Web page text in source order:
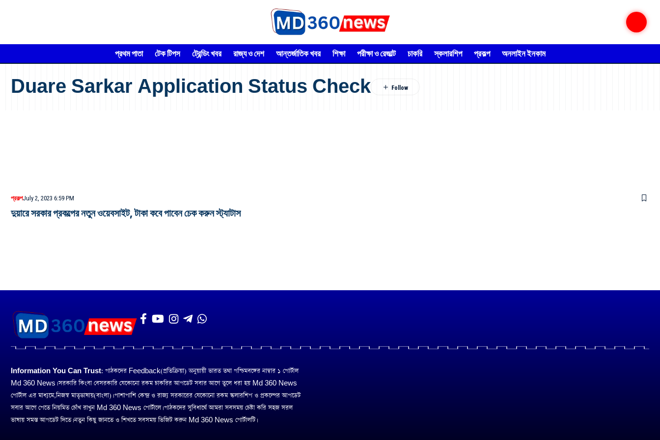
প্রথম পাতা টেক টিপস ট্রেন্ডিং খবর রাজ্য ও দেশ আন্তর্জাতিক খবর শিক্ষা পরীক্ষা ও রেজাল্ট চাকরি স্কলারশিপ প্রকল্প অনলাইন ইনকাম
Duare Sarkar Application Status Check
প্রকল্পJuly 2, 2023 6:59 PM
দুয়ারে সরকার প্রকল্পের নতুন ওয়েবসাইট, টাকা কবে পাবেন চেক করুন স্ট্যাটাস
Information You Can Trust: পাঠকদের Feedback(প্রতিক্রিয়া) অনুয়ায়ী ভারত তথা পশ্চিমবঙ্গের নাম্বার ১ পোর্টাল
Md 360 News। সরকারি কিংবা বেসরকারি যেকোনো রকম চাকরির আপডেট সবার আগে তুলে ধরা হয় Md 360 News
পোর্টাল এর মাধ্যমে,নিজস্ব মাতৃভাষায়(বাংলা)। পাশাপাশি কেন্দ্র ও রাজ্য সরকারের যেকোনো রকম স্কলারশিপ ও প্রকল্পের আপডেট
সবার আগে পেতে নিয়মিত চোঁখ রাখুন Md 360 News পোর্টালে। পাঠকদের সুবিধার্থে আমরা সবসময় চেষ্টা করি সহজ সরল
ভাষায় সমস্ত আপডেট দিতে। নতুন কিছু জানতে ও শিখতে সবসময় ভিজিট করুন Md 360 News পোর্টালটি।